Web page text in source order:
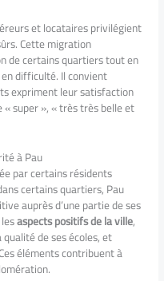
et locataires privilégient
Cette migration
de certains quartiers tout en
difficulté. Il convient
expriment leur satisfaction
super », « très très belle et
à Pau
par certains résidents
certains quartiers, Pau
auprès d’une partie de ses
aspects positifs de la ville,
de ses écoles, et
éléments contribuent à